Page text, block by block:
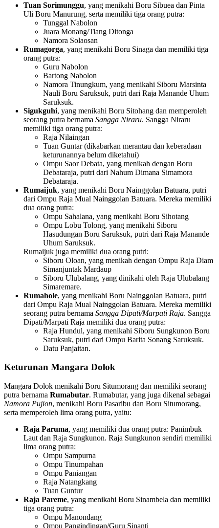
Tuan Sorimunggu, yang menikahi Boru Sibuea dan Pinta
Uli Boru Manurung, serta memiliki tiga orang putra:
Tunggal Nabolon
Juara Monang/Tiang Ditonga
Namora Solaosan
Rumagorga, yang menikahi Boru Sinaga dan memiliki tiga
orang putra:
Guru Nabolon
Bartong Nabolon
Namora Tinungkum, yang menikahi Siboru Marsinta
Nauli Boru Saruksuk, putri dari Raja Manande Uhum
Saruksuk.
Sigukguhi, yang menikahi Boru Sitohang dan memperoleh
seorang putra bernama Sangga Niraru. Sangga Niraru
memiliki tiga orang putra:
Raja Nilaingan
Tuan Guntar (dikabarkan merantau dan keberadaan
keturunannya belum diketahui)
Ompu Saor Debata, yang menikah dengan Boru
Debataraja, putri dari Nahum Dimana Simamora
Debataraja.
Rumaijuk, yang menikahi Boru Nainggolan Batuara, putri
dari Ompu Raja Mual Nainggolan Batuara. Mereka memiliki
dua orang putra:
Ompu Sahalana, yang menikahi Boru Sihotang
Ompu Lobu Tolong, yang menikahi Siboru
Hasudungan Boru Saruksuk, putri dari Raja Manande
Uhum Saruksuk.
Rumaijuk juga memiliki dua orang putri:
Siboru Oloan, yang menikah dengan Ompu Raja Diam
Simanjuntak Mardaup
Siboru Ulubalang, yang dinikahi oleh Raja Ulubalang
Simaremare.
Rumahole, yang menikahi Boru Nainggolan Batuara, putri
dari Ompu Raja Mual Nainggolan Batuara. Mereka memiliki
seorang putra bernama Sangga Dipati/Marpati Raja. Sangga
Dipati/Marpati Raja memiliki dua orang putra:
Raja Hundul, yang menikahi Siboru Sungkunon Boru
Saruksuk, putri dari Ompu Barita Sonang Saruksuk.
Datu Panjaitan.
Keturunan Mangara Dolok
Mangara Dolok menikahi Boru Situmorang dan memiliki seorang
putra bernama Rumabutar. Rumabutar, yang juga dikenal sebagai
Namora Pujion, menikahi Boru Pasaribu dan Boru Situmorang,
serta memperoleh lima orang putra, yaitu:
Raja Paruma, yang memiliki dua orang putra: Panimbuk
Laut dan Raja Sungkunon. Raja Sungkunon sendiri memiliki
lima orang putra:
Ompu Sampurna
Ompu Tinumpahan
Ompu Paniangan
Raja Natangkang
Tuan Guntur
Raja Pareme, yang menikahi Boru Sinambela dan memiliki
tiga orang putra:
Ompu Manondang
Ompu Pangindingan/Guru Sinanti